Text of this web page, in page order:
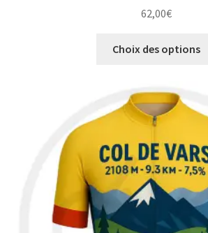
62,00€
Choix des options